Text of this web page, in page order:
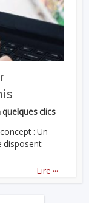
clics
: Un
disposent
Lire ...